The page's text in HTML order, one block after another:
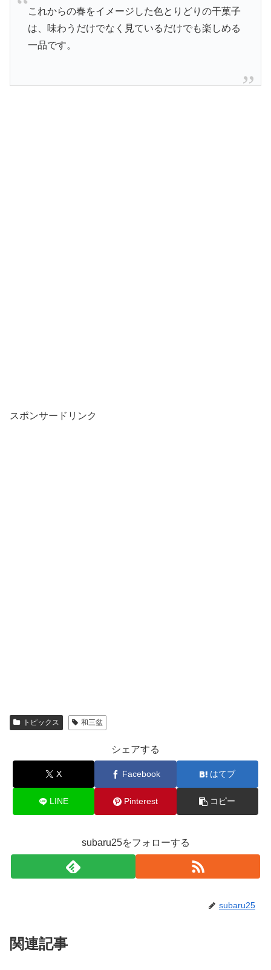
これからの春をイメージした色とりどりの干菓子
は、味わうだけでなく見ているだけでも楽しめる
一品です。
スポンサードリンク
トピックス 和三盆
シェアする
X Facebook はてブ
LINE Pinterest コピー
subaru25をフォローする
subaru25
関連記事